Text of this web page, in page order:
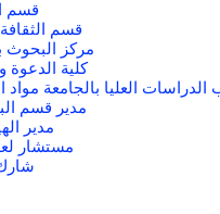
قسم
قسم
مركز البحوث
كلية الدعوة
العليا بالجامعة
مدير قسم
مدير
مستشار